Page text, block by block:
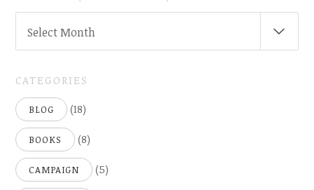
Select Month
CATEGORIES
BLOG (18)
BOOKS (8)
CAMPAIGN (5)